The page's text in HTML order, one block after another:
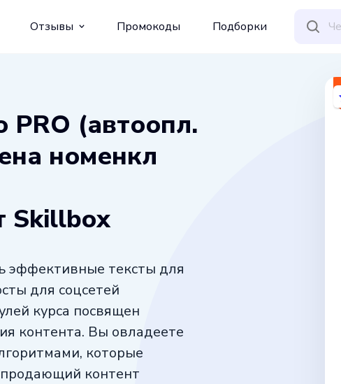
Отзывы Промокоды Подборки
PRO (автоопл.
номенкл
Skillbox
эффективные тексты для
для соцсетей
курса посвящен
контента. Вы овладеете
которые
контент